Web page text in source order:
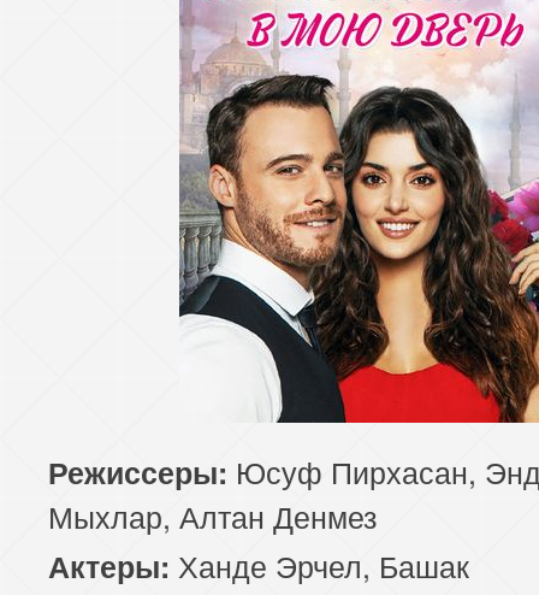
58 серия
59 серия
Режиссеры: Юсуф Пирхасан,
Мыхлар, Алтан Денмез
Актеры: Ханде Эрчел, Башак